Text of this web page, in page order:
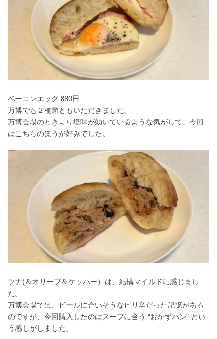
ベーコンエッグ 880円
万博でも２種類ともいただきました。
万博会場のときより塩味が効いているような気がして、今回
はこちらのほうが好みでした。
ツナ(＆オリーブ＆ケッパー）は、結構マイルドに感じまし
た。
万博会場では、ビールに合いそうなピリ辛だった記憶がある
のですが、今回購入したのはスープに合う “おかずパン” とい
う感じがしました。